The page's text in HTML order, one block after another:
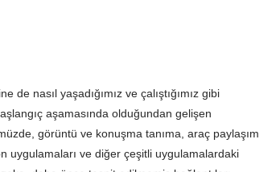
nasıl yaşadığımız ve çalıştığımız gibi
​​aşamasında olduğundan gelişen
görüntü ve konuşma tanıma, araç paylaşım
uygulamaları ve diğer çeşitli uygulamalardaki